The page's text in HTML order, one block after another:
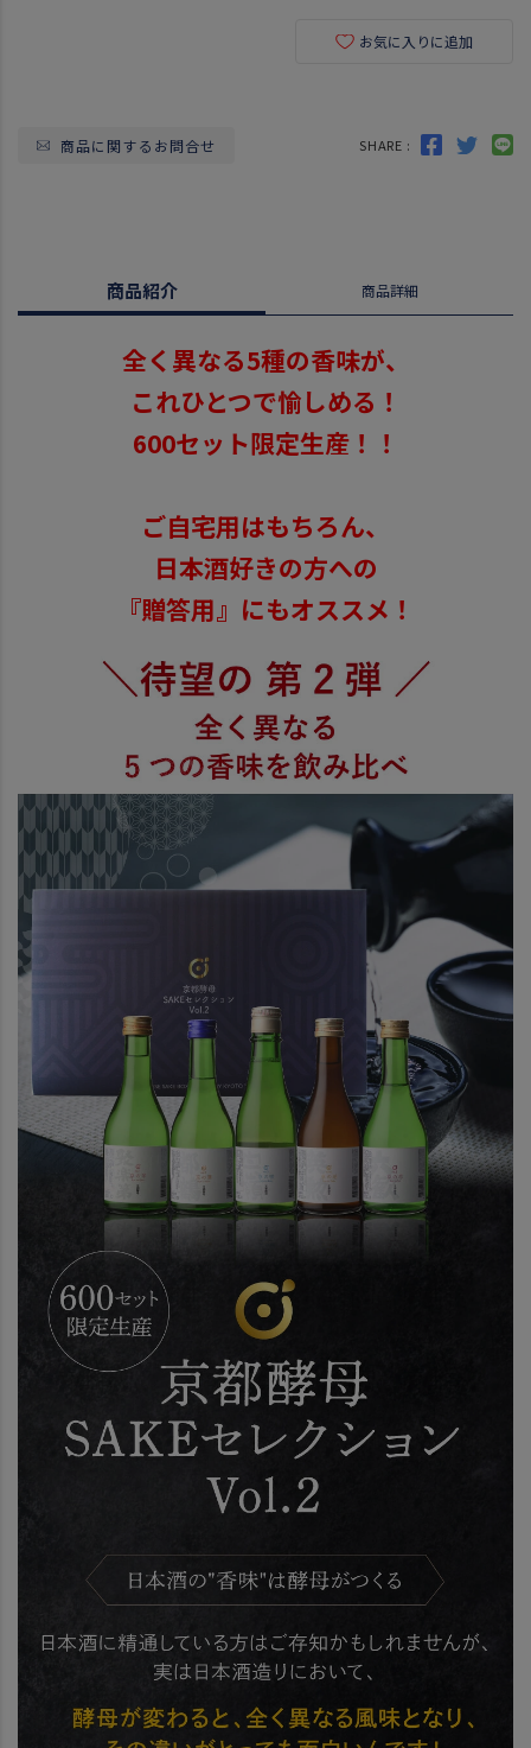
お気に入りに追加
商品に関するお問合せ SHARE :
商品紹介 商品詳細
全く異なる5種の香味が、
これひとつで愉しめる！
600セット限定生産！！
ご自宅用はもちろん、
日本酒好きの方への
『贈答用』にもオススメ！